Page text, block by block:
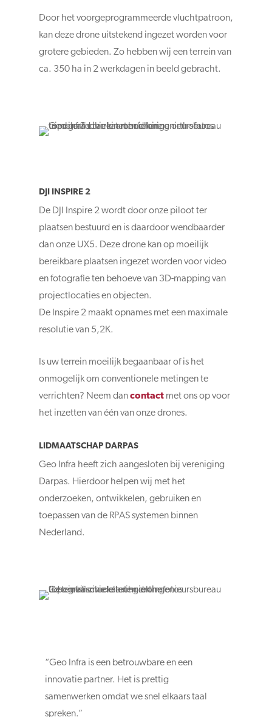
Door het voorgeprogrammeerde vluchtpatroon,
kan deze drone uitstekend ingezet worden voor
grotere gebieden. Zo hebben wij een terrein van
ca. 350 ha in 2 werkdagen in beeld gebracht.
DJI INSPIRE 2
De DJI Inspire 2 wordt door onze piloot ter
plaatsen bestuurd en is daardoor wendbaarder
dan onze UX5. Deze drone kan op moeilijk
bereikbare plaatsen ingezet worden voor video
en fotografie ten behoeve van 3D-mapping van
projectlocaties en objecten.
De Inspire 2 maakt opnames met een maximale
resolutie van 5,2K.
Is uw terrein moeilijk begaanbaar of is het
onmogelijk om conventionele metingen te
verrichten? Neem dancontact met ons op voor
het inzetten van één van onze drones.
LIDMAATSCHAP DARPAS
Geo Infra heeft zich aangesloten bij vereniging
Darpas. Hierdoor helpen wij met het
onderzoeken, ontwikkelen, gebruiken en
toepassen van de RPAS systemen binnen
Nederland.
“Geo Infra is een betrouwbare en een
innovatie partner. Het is prettig
samenwerken omdat we snel elkaars taal
spreken.”